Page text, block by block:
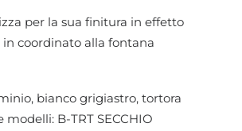
per la sua finitura in effetto
coordinato alla fontana
bianco grigiastro, tortora
B-TRT SECCHIO